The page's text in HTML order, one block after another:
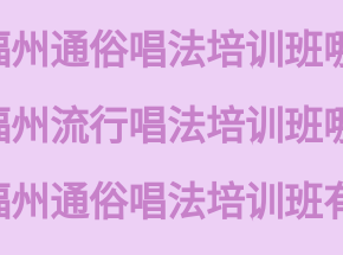
州通俗唱法培训班
州流行唱法培训班
州通俗唱法培训班